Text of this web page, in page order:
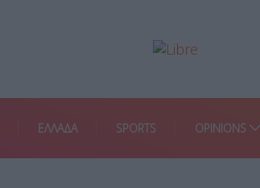
ΕΛΛΑΔΑ SPORTS OPINIONS